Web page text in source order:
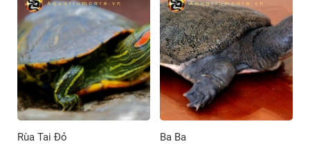
Rùa Tai Đỏ
Ba Ba